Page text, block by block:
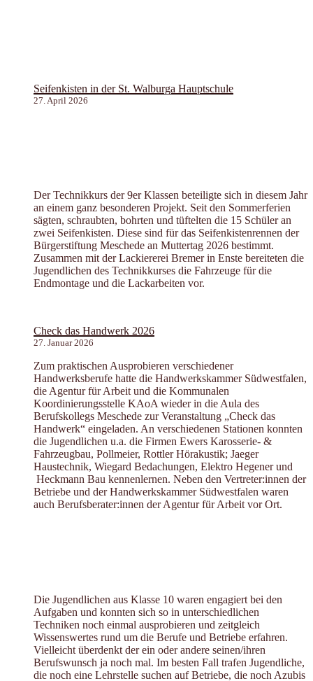
Seifenkisten in der St. Walburga Hauptschule
27. April 2026
Der Technikkurs der 9er Klassen beteiligte sich in diesem Jahr
an einem ganz besonderen Projekt. Seit den Sommerferien
sägten, schraubten, bohrten und tüftelten die 15 Schüler an
zwei Seifenkisten. Diese sind für das Seifenkistenrennen der
Bürgerstiftung Meschede an Muttertag 2026 bestimmt.
Zusammen mit der Lackiererei Bremer in Enste bereiteten die
Jugendlichen des Technikkurses die Fahrzeuge für die
Endmontage und die Lackarbeiten vor.
Check das Handwerk 2026
27. Januar 2026
Zum praktischen Ausprobieren verschiedener
Handwerksberufe hatte die Handwerkskammer Südwestfalen,
die Agentur für Arbeit und die Kommunalen
Koordinierungsstelle KAoA wieder in die Aula des
Berufskollegs Meschede zur Veranstaltung „Check das
Handwerk“ eingeladen. An verschiedenen Stationen konnten
die Jugendlichen u.a. die Firmen Ewers Karosserie- &
Fahrzeugbau, Pollmeier, Rottler Hörakustik; Jaeger
Haustechnik, Wiegard Bedachungen, Elektro Hegener und
Heckmann Bau kennenlernen. Neben den Vertreter:innen der
Betriebe und der Handwerkskammer Südwestfalen waren
auch Berufsberater:innen der Agentur für Arbeit vor Ort.
Die Jugendlichen aus Klasse 10 waren engagiert bei den
Aufgaben und konnten sich so in unterschiedlichen
Techniken noch einmal ausprobieren und zeitgleich
Wissenswertes rund um die Berufe und Betriebe erfahren.
Vielleicht überdenkt der ein oder andere seinen/ihren
Berufswunsch ja noch mal. Im besten Fall trafen Jugendliche,
die noch eine Lehrstelle suchen auf Betriebe, die noch Azubis